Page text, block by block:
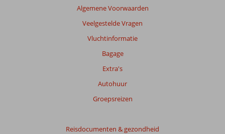
Algemene Voorwaarden
Veelgestelde Vragen
Vluchtinformatie
Bagage
Extra's
Autohuur
Groepsreizen
Reisdocumenten & gezondheid